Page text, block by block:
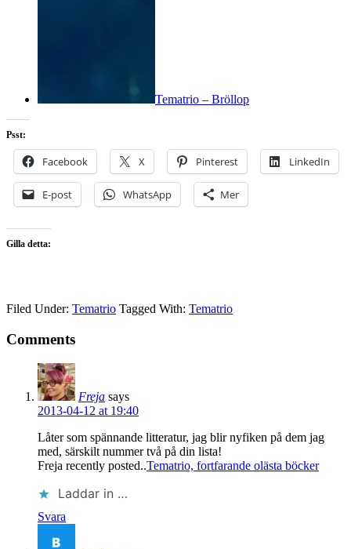
Tematrio – Bröllop
Psst:
Facebook X Pinterest LinkedIn
E-post WhatsApp Mer
Gilla detta:
Filed Under: Tematrio Tagged With: Tematrio
Comments
Freja says
2013-04-12 at 19:40
Låter som spännande litteratur, jag blir nyfiken på dem jag
med, särskilt nummer två på din lista!
Freja recently posted..Tematrio, fortfarande olästa böcker
Laddar in …
Svara